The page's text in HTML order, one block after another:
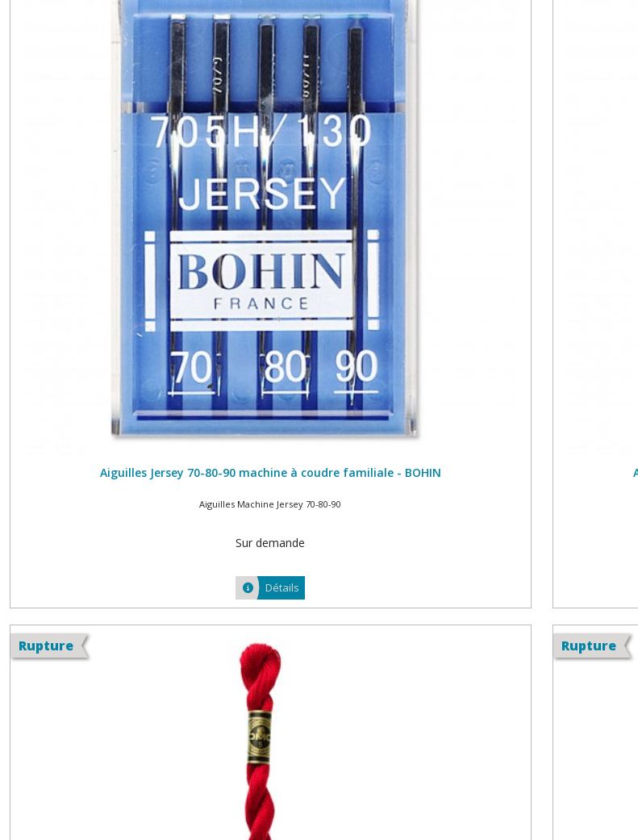
Aiguilles Jersey 70-80-90 machine à coudre familiale - BOHIN
Aiguilles Machine Jersey 70-80-90
Sur demande
Détails
Rupture Rupture